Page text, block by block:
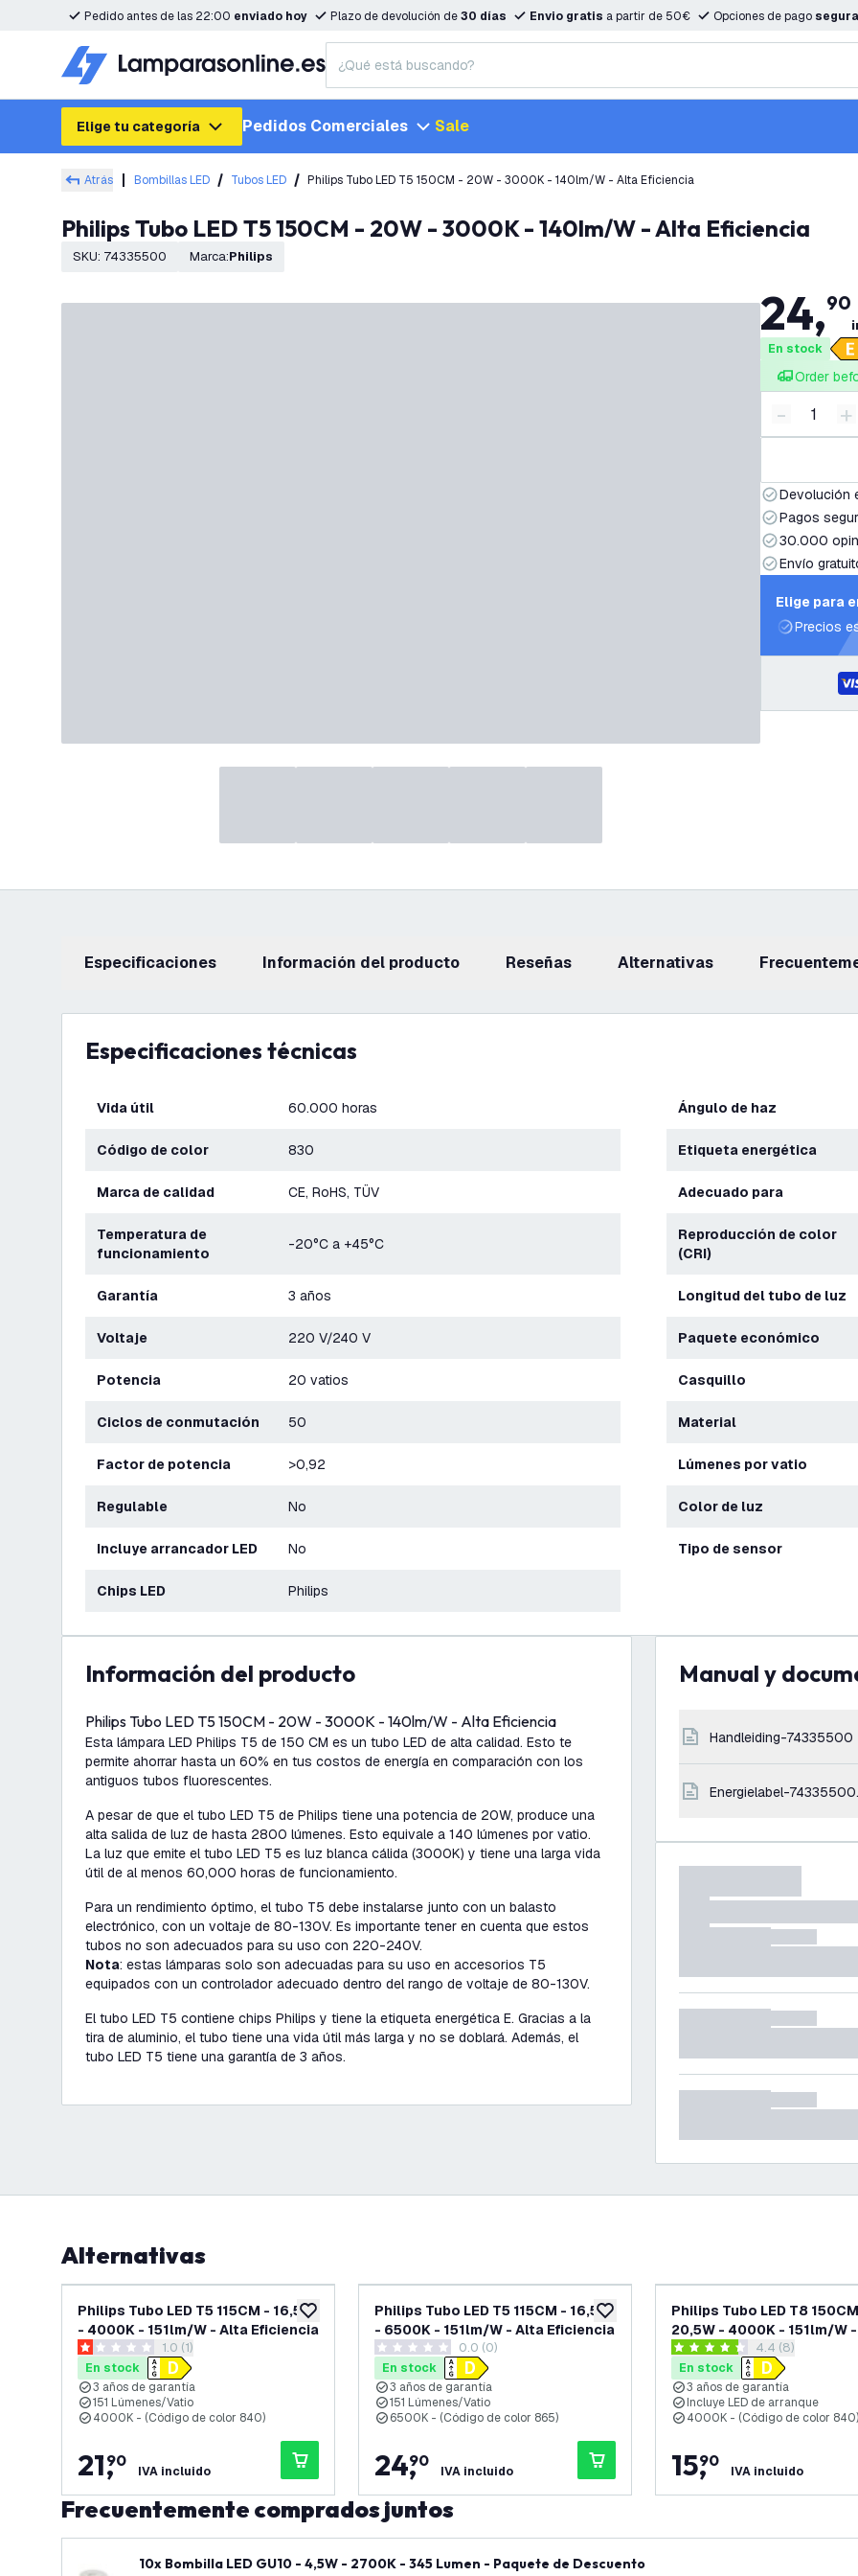
Pedido antes de las 22:00 enviado hoy Plazo de devolución de30 días Envio gratis a partir de 50€ Opciones de pago
Elige tu categoría Pedidos Comerciales Sale
Atrás Bombillas LED Tubos LED Philips Tubo LED T5 150CM - 20W - 3000K - 140lm/W - Alta Eficiencia
Philips Tubo LED T5 150CM - 20W - 3000K - 140lm/W - Alta Eficiencia
SKU: 74335500 Marca: Philips
24,90
En stock
Order
Disminuir
- +
Devolución
Pagos
30.000
Envío
Elige para
Precios
Especificaciones información del producto reseñas Alternativas
Especificaciones técnicas
Vida útil 60.000 horas
Código de color 830
Marca de calidad CE, RoHS, TÜV
Temperatura de
funcionamiento
-20°C a +45°C
Garantía 3 años
Voltaje 220 V/240 V
Potencia 20 vatios
Ciclos de conmutación 50
Factor de potencia >0,92
Regulable No
Incluye arrancador LED No
Chips LED Philips
Ángulo de haz
Etiqueta energética
Adecuado para
Reproducción de color
(CRI)
Longitud del tubo de luz
Paquete económico
Casquillo
Material
Lúmenes por vatio
Color de luz
Tipo de sensor
información del producto
Philips Tubo LED T5 150CM - 20W - 3000K - 140lm/W - Alta Eficiencia
Esta lámpara LED Philips T5 de 150 CM es un tubo LED de alta calidad. Esto te
permite ahorrar hasta un 60% en tus costos de energía en comparación con los
antiguos tubos fluorescentes.
A pesar de que el tubo LED T5 de Philips tiene una potencia de 20W, produce una
alta salida de luz de hasta 2800 lúmenes. Esto equivale a 140 lúmenes por vatio.
La luz que emite el tubo LED T5 es luz blanca cálida (3000K) y tiene una larga vida
útil de al menos 60,000 horas de funcionamiento.
Para un rendimiento óptimo, el tubo T5 debe instalarse junto con un balasto
electrónico, con un voltaje de 80-130V. Es importante tener en cuenta que estos
tubos no son adecuados para su uso con 220-240V.
Nota: estas lámparas solo son adecuadas para su uso en accesorios T5
equipados con un controlador adecuado dentro del rango de voltaje de 80-130V.
El tubo LED T5 contiene chips Philips y tiene la etiqueta energética E. Gracias a la
tira de aluminio, el tubo tiene una vida útil más larga y no se doblará. Además, el
tubo LED T5 tiene una garantía de 3 años.
Manual y
handleiding-74335500
energielabel-
Alternativas
añadir a lista de deseos
Philips Tubo LED T5 115CM - 16,5W
- 4000K - 151lm/W - Alta Eficiencia
abrir el panel de reseñas
1 estrellas de puntuación
1.0 (1)
En stock
3 años de garantía
151 Lúmenes/Vatio
4000K - (Código de color 840)
21,
90
IVA incluido
añadir a lista de deseos
Philips Tubo LED T5 115CM - 16,5W
- 6500K - 151lm/W - Alta Eficiencia
0 estrellas de puntuación
0.0 (0)
En stock
3 años de garantía
151 Lúmenes/Vatio
6500K - (Código de color 865)
24,
90
IVA incluido
Philips Tubo LED T8
20,5W - 4000K - 151lm/W
Eficienciaabrir el panel de
4.4 estrellas de puntuación
4.4 (8)
En stock
3 años de garantía
Incluye LED de arranque
4000K - (Código de color 840)
15,
90
IVA incluido
Frecuentemente comprados juntos
10x Bombilla LED GU10 - 4,5W - 2700K - 345 Lumen - Paquete de Descuento